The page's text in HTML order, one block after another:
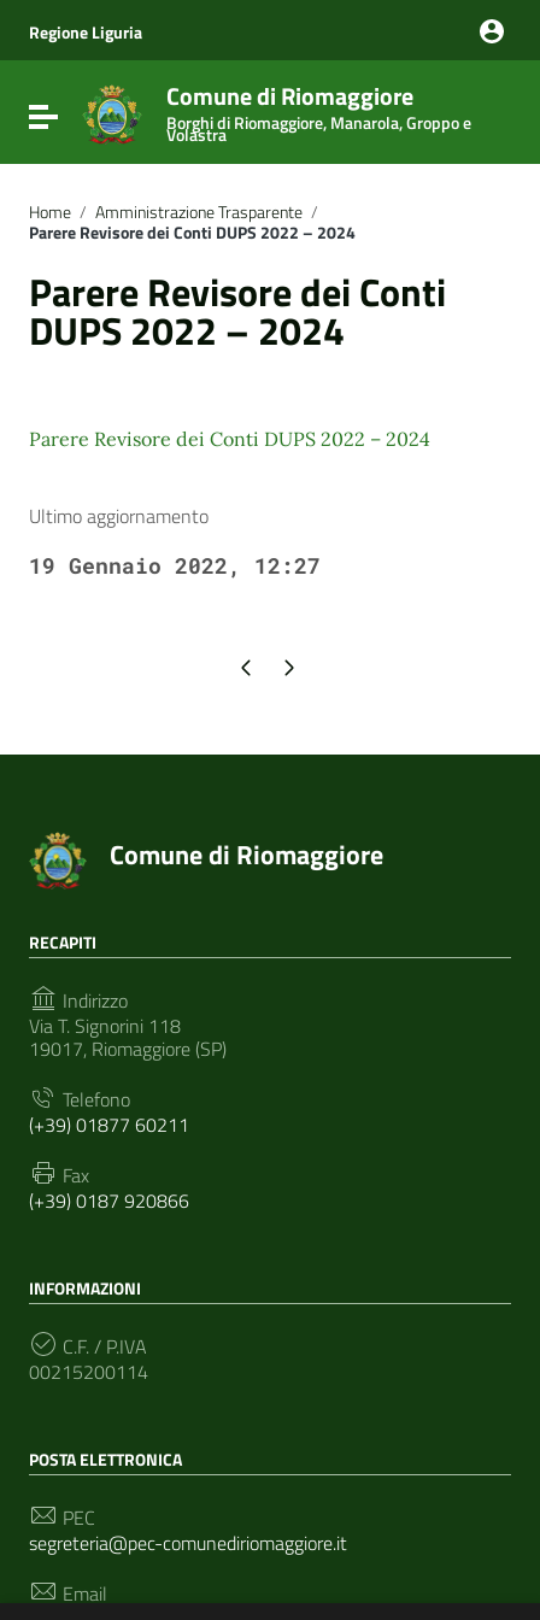
Vai al menu di navigazione
Vai al footer
Regione Liguria
Attiva / disattiva la navigazione
Comune di Riomaggiore
Borghi di Riomaggiore, Manarola, Groppo e
Volastra
Home / Amministrazione Trasparente /
Parere Revisore dei Conti DUPS 2022 – 2024
Parere Revisore dei Conti
DUPS 2022 – 2024
Parere Revisore dei Conti DUPS 2022 – 2024
Ultimo aggiornamento
19 Gennaio 2022, 12:27
Pagina precedente
Pagina successiva
Comune di Riomaggiore
RECAPITI
Indirizzo
Via T. Signorini 118
19017, Riomaggiore (SP)
Telefono
(+39) 01877 60211
Fax
(+39) 0187 920866
INFORMAZIONI
C.F. / P.IVA
00215200114
POSTA ELETTRONICA
PEC
segreteria@pec-comunediriomaggiore.it
Email